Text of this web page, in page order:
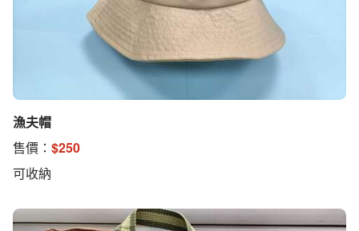
漁夫帽
售價： $250
可收納